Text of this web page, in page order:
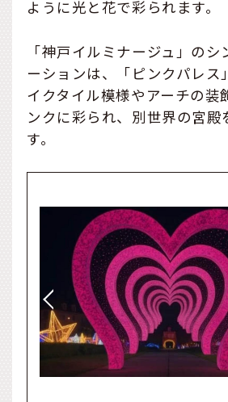
ように光と花で彩られます。
「神戸イルミナージュ」の
ーションは、「ピンクパレス
イクタイル模様やアーチの装
ンクに彩られ、別世界の宮殿
す。